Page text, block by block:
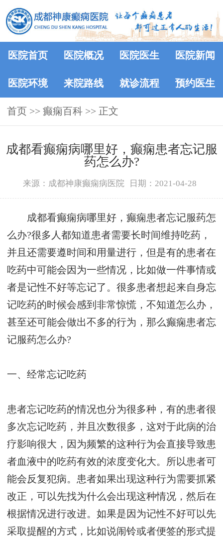
医院首页 医院概况 医院医生 医院新闻
医院环境 来院路线 就诊流程 预约医生
首页 >> 癫痫百科 >> 正文
成都看癫痫病哪里好，癫痫患者忘记服
药怎么办?
来源：成都神康癫痫病医院 日期：2021-04-28
成都看癫痫病哪里好，癫痫患者忘记服药怎
么办?很多人都知道患者需要长时间维持吃药，
并且还需要遵时间和用量进行，但是有的患者在
吃药中可能会因为一些情况，比如做一件事情或
者是记性不好等忘记了。很多患者想起来自身忘
记吃药的时候会感到非常惊慌，不知道怎么办，
甚至还可能会做出不多的行为，那么癫痫患者忘
记服药怎么办?
一、经常忘记吃药
患者忘记吃药的情况也分为很多种，有的患者很
多次忘记吃药，并且次数很多，这对于此病的治
疗影响很大，因为频繁的这种行为会直接导致患
者血液中的吃药有效的浓度变化大。所以患者可
能会反复犯病。患者如果出现这种行为需要抓紧
改正，可以先找为什么会出现这种情况，然后在
根据情况进行改进。如果是因为记性不好可以先
采取提醒的方式，比如说闹铃或者便签的形式提